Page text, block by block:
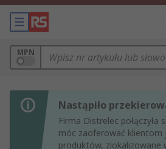
MPN
Nastąpiło
Firma Distrelec połączyła
móc zaoferować klientom
produktów, zlokalizowane